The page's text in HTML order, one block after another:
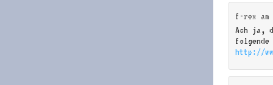
f-rex am
Ach ja,
http://